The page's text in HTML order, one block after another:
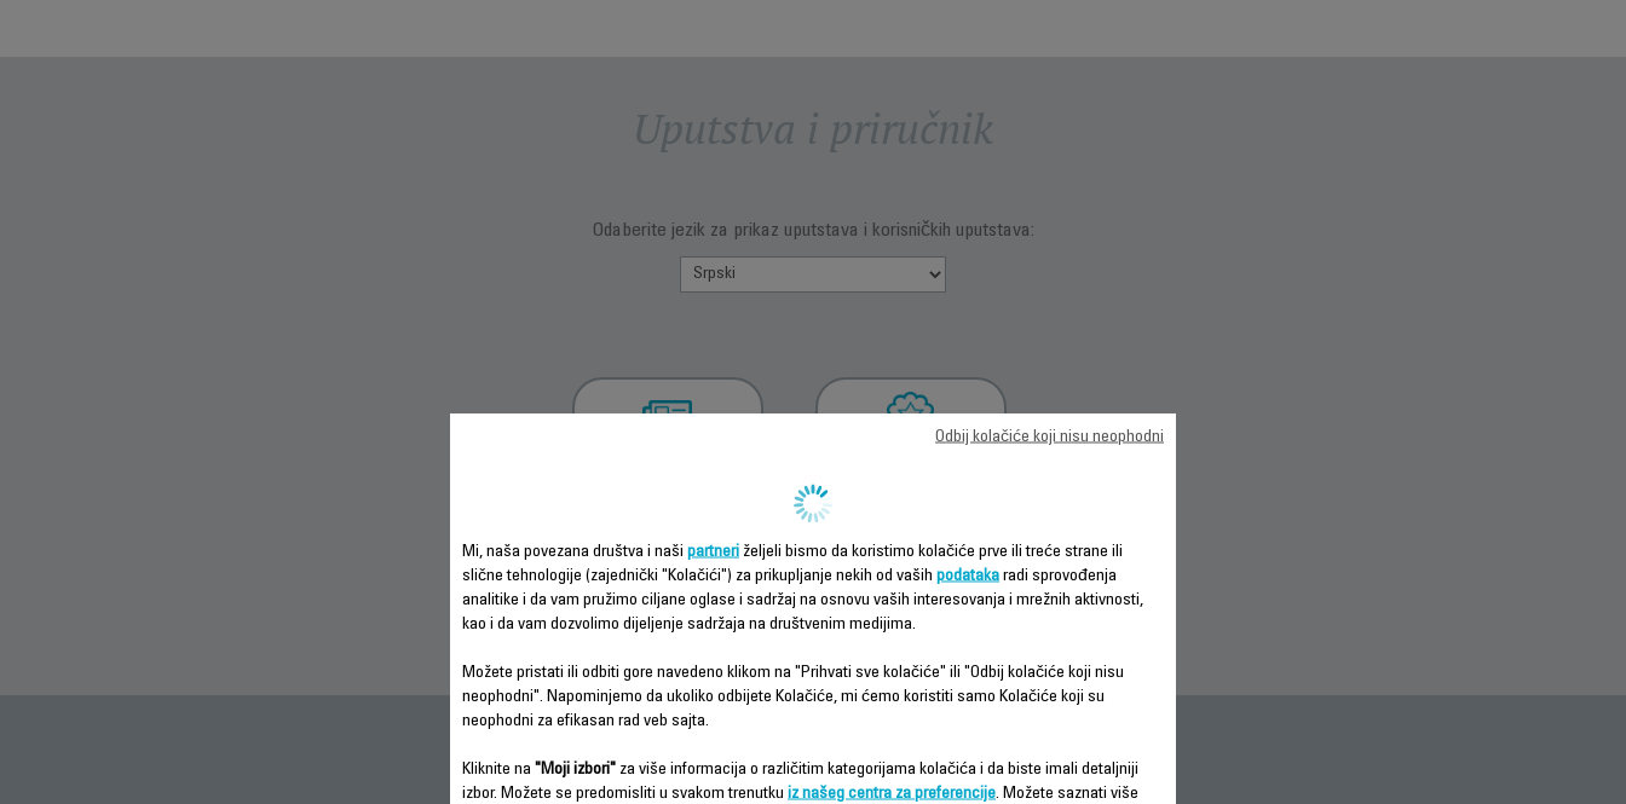
Uputstva i priručnik
Odaberite jezik za prikaz uputstava i korisničkih uputstava:
Česta pitanja
Mi, naša povezana društva i naši partneri željeli bismo da koristimo kolačiće prve ili treće strane ili
slične tehnologije (zajednički "Kolačići") za prikupljanje nekih od vaših podataka radi sprovođenja
analitike i da vam pružimo ciljane oglase i sadržaj na osnovu vaših interesovanja i mrežnih aktivnosti,
kao i da vam dozvolimo dijeljenje sadržaja na društvenim medijima.
Možete pristati ili odbiti gore navedeno klikom na "Prihvati sve kolačiće" ili "Odbij kolačiće koji nisu
neophodni". Napominjemo da ukoliko odbijete Kolačiće, mi ćemo koristiti samo Kolačiće koji su
neophodni za efikasan rad veb sajta.
Kliknite na "Moji izbori" za više informacija o različitim kategorijama kolačića i da biste imali detaljniji
izbor. Možete se predomisliti u svakom trenutku iz našeg centra za preferencije. Možete saznati više
Odbij kolačiće koji nisu neophodni